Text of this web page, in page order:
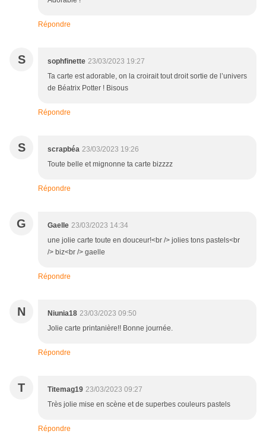
Répondre
S sophfinette 23/03/2023 19:27
Ta carte est adorable, on la croirait tout droit sortie de l’univers
de Béatrix Potter ! Bisous
Répondre
S scrapbéa 23/03/2023 19:26
Toute belle et mignonne ta carte bizzzz
Répondre
G Gaelle 23/03/2023 14:34
une jolie carte toute en douceur!<br /> jolies tons pastels<br
/> biz<br /> gaelle
Répondre
N Niunia18 23/03/2023 09:50
Jolie carte printanière!! Bonne journée.
Répondre
T Titemag19 23/03/2023 09:27
Très jolie mise en scène et de superbes couleurs pastels
Répondre